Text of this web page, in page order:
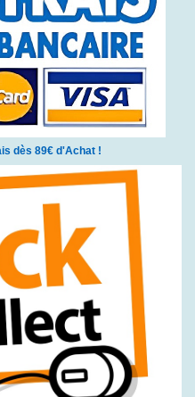
dès 89€ d'Achat !